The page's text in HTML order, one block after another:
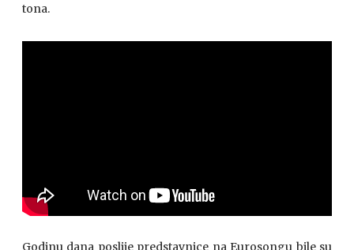
tona.
Godinu dana poslije predstavnice na Eurosongu bile su